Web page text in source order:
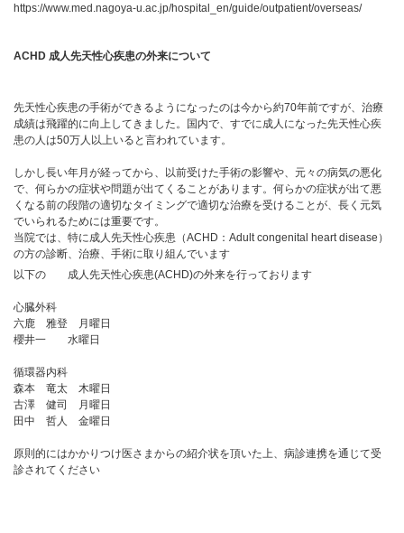
https://www.med.nagoya-u.ac.jp/hospital_en/guide/outpatient/overseas/
ACHD 成人先天性心疾患の外来について
先天性心疾患の手術ができるようになったのは今から約70年前ですが、治療
成績は飛躍的に向上してきました。国内で、すでに成人になった先天性心疾
患の人は50万人以上いると言われています。
しかし長い年月が経ってから、以前受けた手術の影響や、元々の病気の悪化
で、何らかの症状や問題が出てくることがあります。何らかの症状が出て悪
くなる前の段階の適切なタイミングで適切な治療を受けることが、長く元気
でいられるためには重要です。
当院では、特に成人先天性心疾患（ACHD：Adult congenital heart disease）
の方の診断、治療、手術に取り組んでいます
以下の 成人先天性心疾患(ACHD)の外来を行っております
心臓外科
六鹿 雅登 月曜日
櫻井一 水曜日
循環器内科
森本 竜太 木曜日
古澤 健司 月曜日
田中 哲人 金曜日
原則的にはかかりつけ医さまからの紹介状を頂いた上、病診連携を通じて受
診されてください